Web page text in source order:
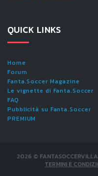
QUICK LINKS
Home
Forum
Fanta.Soccer Magazine
Le vignette di Fanta.Soccer
FAQ
Pubblicità su Fanta.Soccer
PREMIUM
2026 ©
TERMINI E